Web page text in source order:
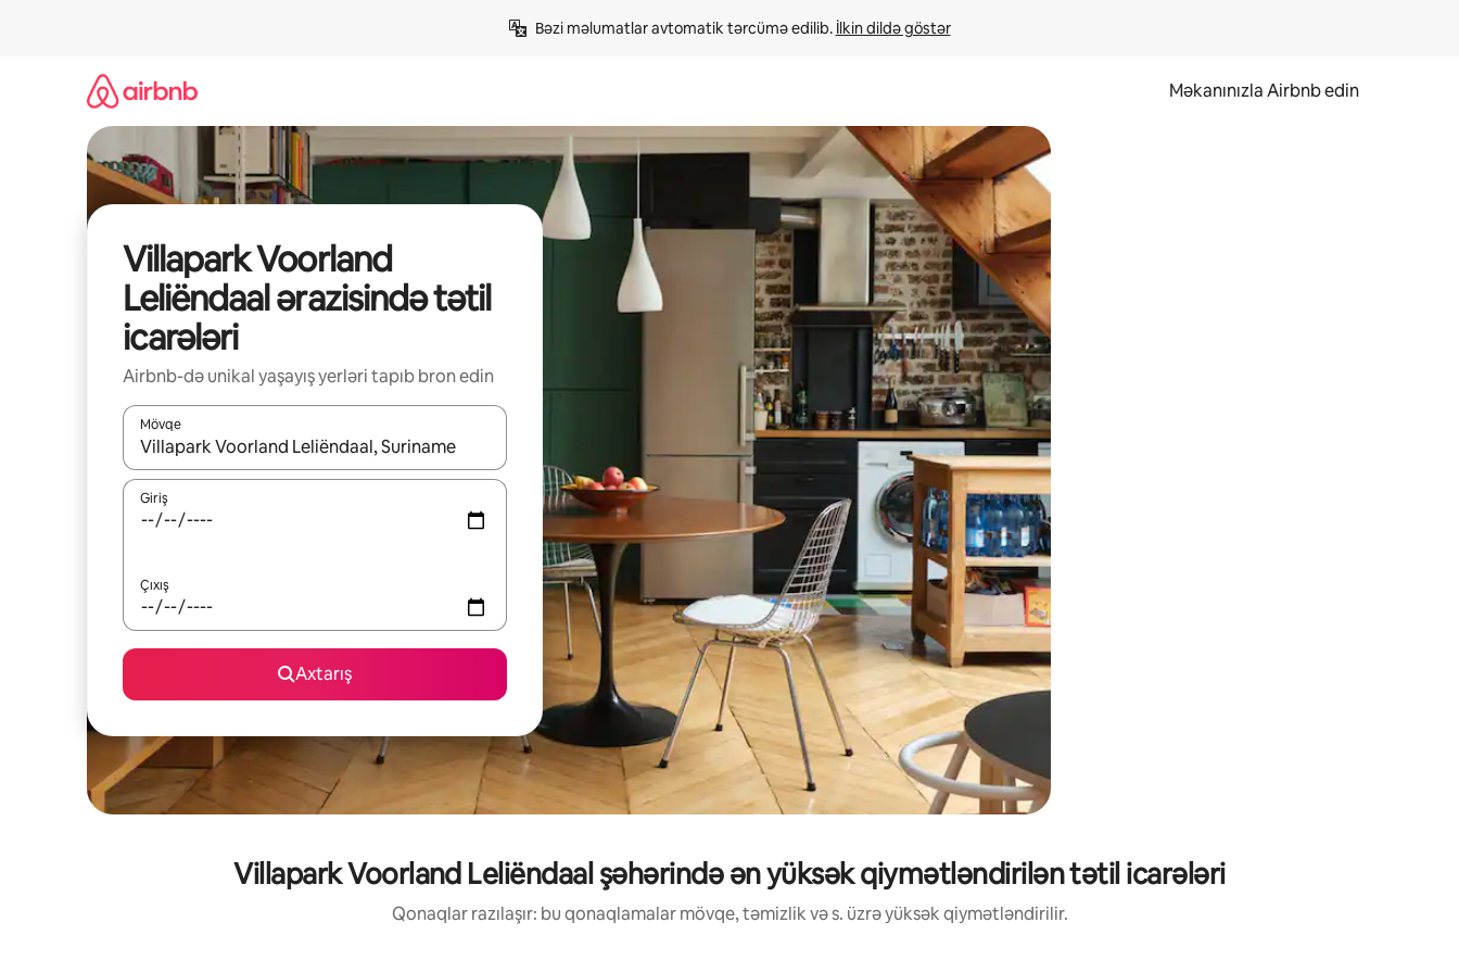
Bəzi məlumatlar avtomatik tərcümə edilib. İlkin dildə göstər
Məkanınızla Airbnb edin
Villapark Voorland
Leliëndaal ərazisində tətil
icarələri
Airbnb-də unikal yaşayış yerləri tapıb bron edin
Mövqe
Nəticələr varsa, yuxarı və aşağı ox düymələri ilə naviqasiya edin, yaxud da toxunma və ya svayp jestləri ilə araşdırın.
Giriş
Çıxış
Axtarış
Villapark Voorland Leliëndaal şəhərində ən yüksək qiymətləndirilən tətil icarələri
Qonaqlar razılaşır: bu qonaqlamalar mövqe, təmizlik və s. üzrə yüksək qiymətləndirilir.